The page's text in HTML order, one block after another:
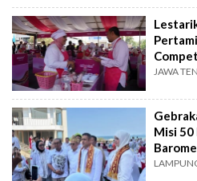
Baru
JAWA
Misi 50